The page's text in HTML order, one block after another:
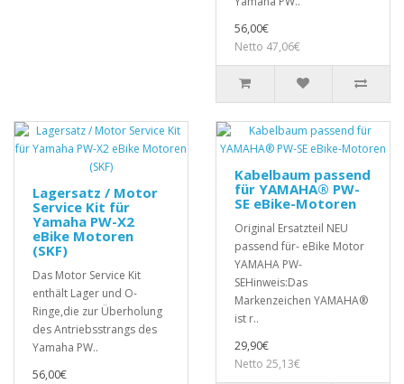
56,00€
Netto 47,06€
Lagersatz / Motor
Service Kit für
Yamaha PW-X2
eBike Motoren
(SKF)
Das Motor Service Kit
enthält Lager und O-
Ringe,die zur Überholung
des Antriebsstrangs des
Yamaha PW..
56,00€
Kabelbaum passend
für YAMAHA® PW-
SE eBike-Motoren
Original Ersatzteil NEU
passend für- eBike Motor
YAMAHA PW-
SEHinweis:Das
Markenzeichen YAMAHA®
ist r..
29,90€
Netto 25,13€